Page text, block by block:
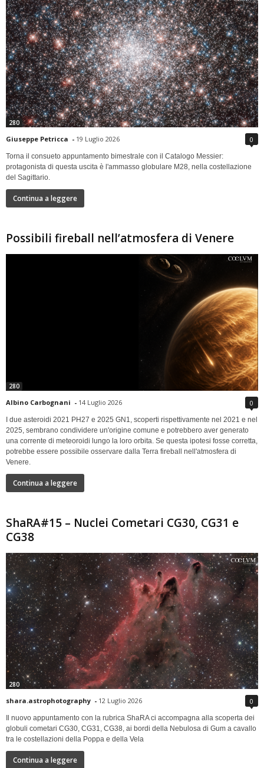
280
Giuseppe Petricca - 19 Luglio 2026 0
Torna il consueto appuntamento bimestrale con il Catalogo Messier:
protagonista di questa uscita è l'ammasso globulare M28, nella costellazione
del Sagittario.
Continua a leggere
Possibili fireball nell’atmosfera di Venere
280
Albino Carbognani - 14 Luglio 2026 0
I due asteroidi 2021 PH27 e 2025 GN1, scoperti rispettivamente nel 2021 e nel
2025, sembrano condividere un'origine comune e potrebbero aver generato
una corrente di meteoroidi lungo la loro orbita. Se questa ipotesi fosse corretta,
potrebbe essere possibile osservare dalla Terra fireball nell'atmosfera di
Venere.
Continua a leggere
ShaRA#15 – Nuclei Cometari CG30, CG31 e
CG38
280
shara.astrophotography - 12 Luglio 2026 0
Il nuovo appuntamento con la rubrica ShaRA ci accompagna alla scoperta dei
globuli cometari CG30, CG31, CG38, ai bordi della Nebulosa di Gum a cavallo
tra le costellazioni della Poppa e della Vela
Continua a leggere